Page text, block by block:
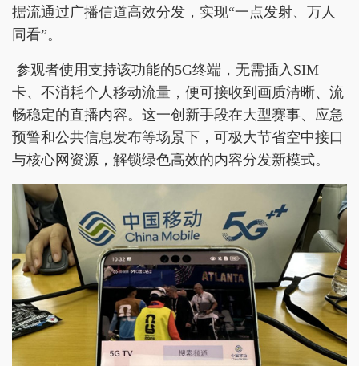
据流通过广播信道高效分发，实现“一点发射、万人
同看”。
参观者使用支持该功能的5G终端，无需插入SIM
卡、不消耗个人移动流量，便可接收到画质清晰、流
畅稳定的直播内容。这一创新手段在大型赛事、应急
预警和公共信息发布等场景下，可极大节省空中接口
与核心网资源，解锁绿色高效的内容分发新模式。